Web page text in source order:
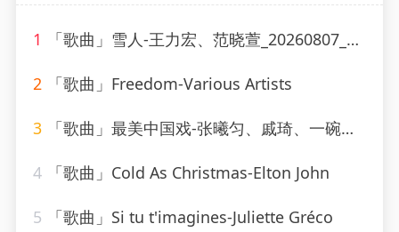
1 「歌曲」雪人-王力宏、范晓萱_20260807_130607
2 「歌曲」Freedom-Various Artists
3 「歌曲」最美中国戏-张曦匀、戚琦、一碗麟犀
4 「歌曲」Cold As Christmas-Elton John
5 「歌曲」Si tu t'imagines-Juliette Gréco